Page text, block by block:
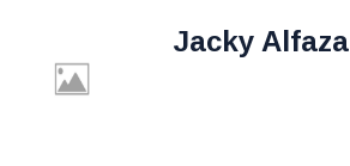
Jacky Alfaza